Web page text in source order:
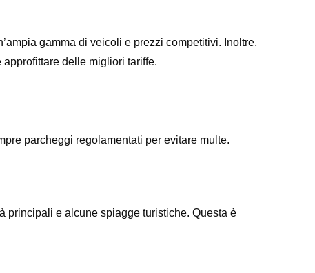
gamma di veicoli e prezzi competitivi. Inoltre,
delle migliori tariffe.
parcheggi regolamentati per evitare multe.
principali e alcune spiagge turistiche. Questa è